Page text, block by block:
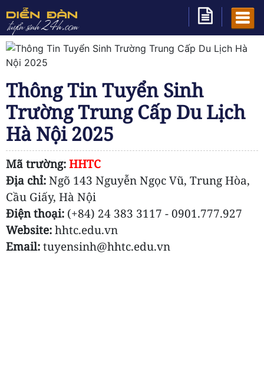
Thông Tin Tuyển Sinh
Trường Trung Cấp Du Lịch
Hà Nội 2025
Mã trường: HHTC
Địa chỉ: Ngõ 143 Nguyễn Ngọc Vũ, Trung Hòa,
Cầu Giấy, Hà Nội
Điện thoại: (+84) 24 383 3117 - 0901.777.927
Website: hhtc.edu.vn
Email: tuyensinh@hhtc.edu.vn